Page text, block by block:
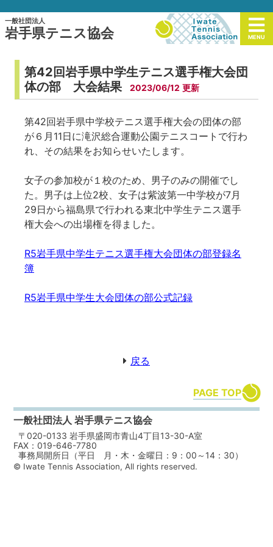
一般社団法人
岩手県テニス協会 MENU
第42回岩手県中学生テニス選手権大会団
体の部 大会結果
2023/06/12
第42回岩手県中学校テニス選手権大会の団体の部
が６月11日に滝沢総合運動公園テニスコートで行わ
れ、その結果をお知らせいたします。
女子の参加校が１校のため、男子のみの開催でし
た。男子は上位2校、女子は紫波第一中学校が7月
29日から福島県で行われる東北中学生テニス選手
権大会への出場権を得ました。
R5岩手県中学生テニス選手権大会団体の部登録名
簿
R5岩手県中学生大会団体の部公式記録
戻る
PAGE TOP
一般社団法人 岩手県テニス協会
〒020-0133 岩手県盛岡市青山4丁目13-30-A室
FAX：019-646-7780
事務局開所日（平日 月・木・金曜日：9：00～14：30）
© Iwate Tennis Association, All rights reserved.